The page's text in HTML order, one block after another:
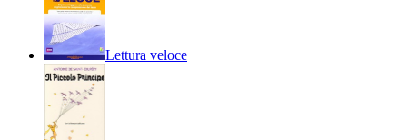
Lettura veloce